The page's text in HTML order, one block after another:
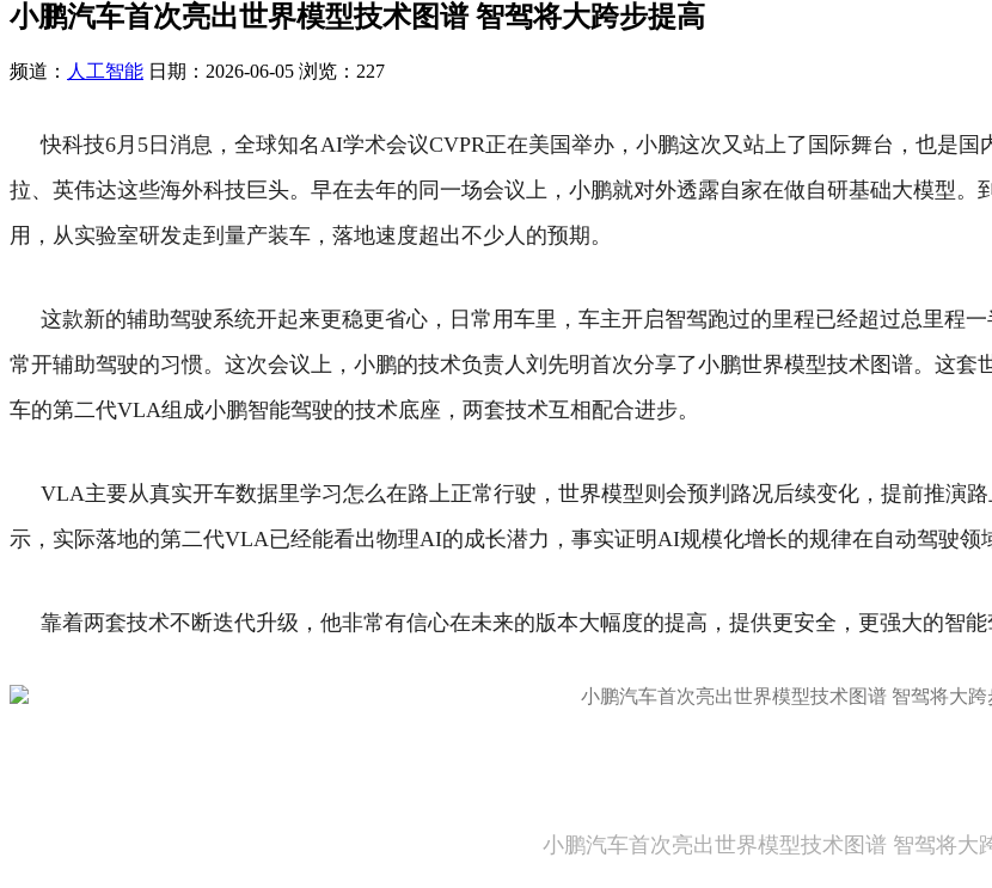
小鹏汽车首次亮出世界模型技术图谱 智驾将大跨步提高
频道： 人工智能 日期： 2026-06-05 浏览：227
快科技6月5日消息，全球知名AI学术会议CVPR正在美国举办，小鹏这次又站上了国际舞台，也是
拉、英伟达这些海外科技巨头。 早在去年的同一场会议上，小鹏就对外透露自家在做自研基础大模型
用，从实验室研发走到量产装车，落地速度超出不少人的预期。
这款新的辅助驾驶系统开起来更稳更省心，日常用车里，车主开启智驾跑过的里程已经超过总里程
常开辅助驾驶的习惯。 这次会议上，小鹏的技术负责人刘先明首次分享了小鹏世界模型技术图谱。这
车的第二代VLA组成小鹏智能驾驶的技术底座，两套技术互相配合进步。
VLA主要从真实开车数据里学习怎么在路上正常行驶，世界模型则会预判路况后续变化，提前推演
示，实际落地的第二代VLA已经能看出物理AI的成长潜力，事实证明AI规模化增长的规律在自动驾驶领
靠着两套技术不断迭代升级，他非常有信心在未来的版本大幅度的提高，提供更安全，更强大的智能
小鹏汽车首次亮出世界模型技术图谱 智驾将大